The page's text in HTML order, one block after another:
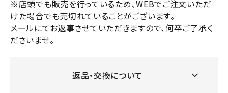
※店頭でも販売を行っているため、WEBでご注文いただ
けた場合でも売切れていることがございます。
メールにてお返事させていただきますので、何卒ご了承く
ださいませ。
返品・交換について